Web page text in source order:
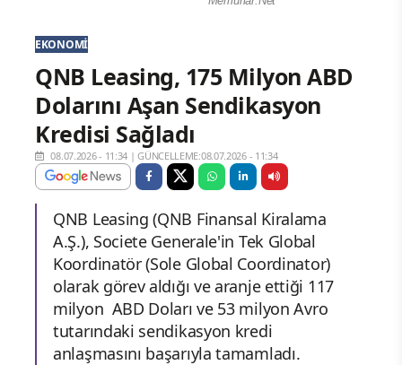
EKONOMI
QNB Leasing, 175 Milyon ABD
Dolarını Aşan Sendikasyon
Kredisi Sağladı
08.07.2026 - 11:34 |GÜNCELLEME:08.07.2026 - 11:34
QNB Leasing (QNB Finansal Kiralama
A.Ş.), Societe Generale'in Tek Global
Koordinatör (Sole Global Coordinator)
olarak görev aldığı ve aranje ettiği 117
milyon ABD Doları ve 53 milyon Avro
tutarındaki sendikasyon kredi
anlaşmasını başarıyla tamamladı.